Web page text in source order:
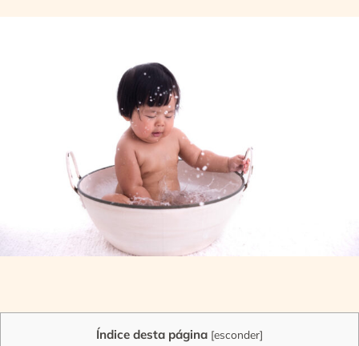
Índice desta página [esconder]